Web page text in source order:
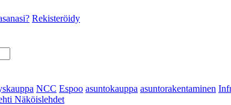
Rekisteröidy
NCC Espoo asuntokauppa asuntorakentaminen
Näköislehdet